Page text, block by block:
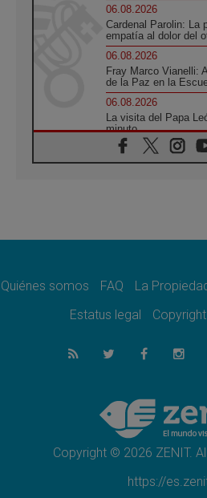
06.08.2026
Cardenal Parolin: La
empatía al dolor del
06.08.2026
Fray Marco Vianelli:
de la Paz en la
06.08.2026
La visita del Papa
minuto
06.08.2026
El agradecimiento
Comienzan "Diez
Pizzaballa en Asís:
06.08.2026
Sturla: La visita de
León XIV: La
derriba los muros
Quiénes somos FAQ La
Estatus legal
Copyright
Copyright © 2026 ZENIT.
https://